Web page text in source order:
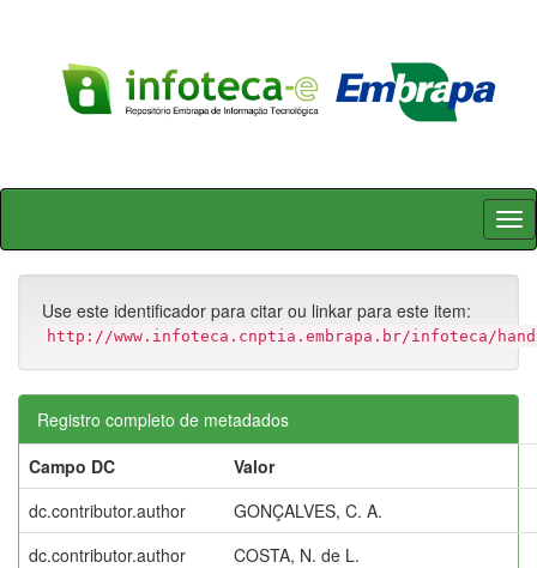
Skip
Use este identificador para citar ou linkar para este item:
http://www.infoteca.cnptia.embrapa.br/infoteca/
Registro completo de metadados
Campo DC
Valor
dc.contributor.author
GONÇALVES, C. A.
dc.contributor.author
COSTA, N. de L.